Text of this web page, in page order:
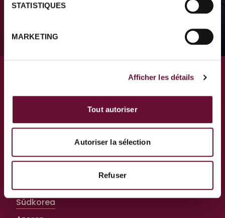
STATISTIQUES
MARKETING
Afficher les détails
Tout autoriser
Autoriser la sélection
Refuser
Top-Destinationen
Südkorea